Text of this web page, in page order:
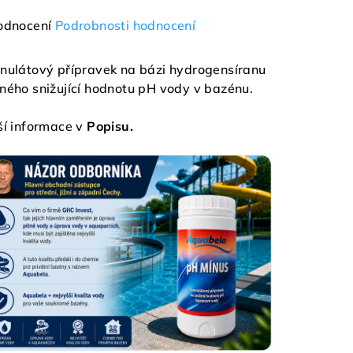
Podrobnosti hodnocení
přípravek na bázi hydrogensíranu
snižující hodnotu pH vody v bazénu.
informace v Popisu.